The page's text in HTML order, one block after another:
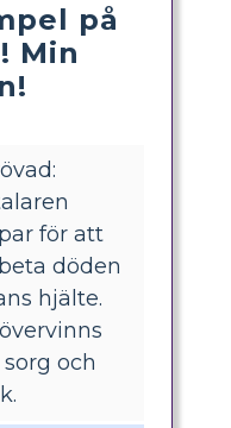
på
Min
för att
döden
hjälte.
och